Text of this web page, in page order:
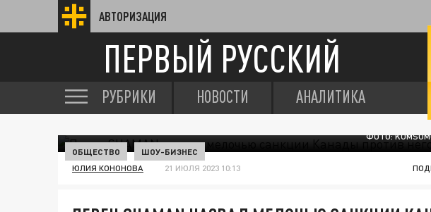
АВТОРИЗАЦИЯ
ПЕРВЫЙ РУССКИЙ
РУБРИКИ НОВОСТИ АНАЛИТИКА
ФОТО:
ОБЩЕСТВО ШОУ-БИЗНЕС
ЮЛИЯ КОНОНОВА 21 ИЮЛЯ 2023 10:13